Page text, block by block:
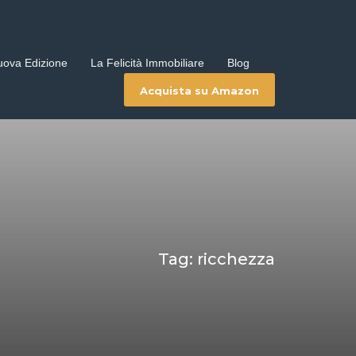
Edizione La Felicità Immobiliare Blog
Acquista su Amazon
Tag: ricchezza